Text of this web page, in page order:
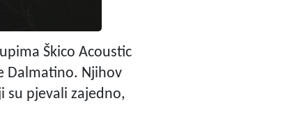
Škico Acoustic
Dalmatino. Njihov
su pjevali zajedno,